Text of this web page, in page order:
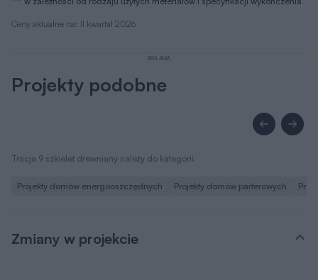
Ceny aktualne na: II kwartał 2026
REKLAMA
Projekty podobne
Tracja 9 szkielet drewniany należy do kategorii:
Projekty domów energooszczędnych Projekty domów parterowych
Zmiany w projekcie